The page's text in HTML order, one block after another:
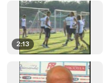
2:13